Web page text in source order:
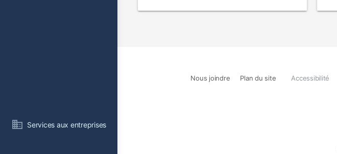
Services aux entreprises
Nous joindre Plan du site Accessibilité